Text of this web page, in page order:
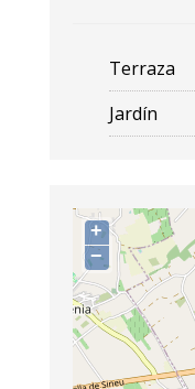
Terraza
Jardín
+
−